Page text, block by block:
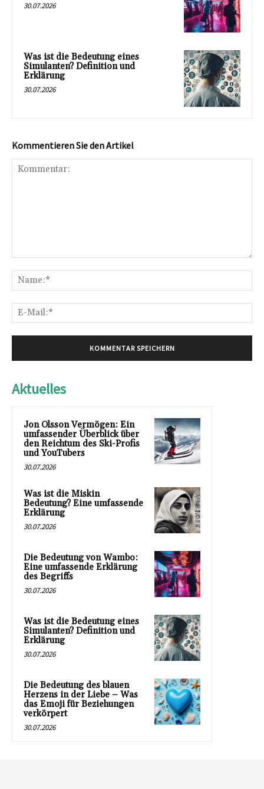
30.07.2026
Was ist die Bedeutung eines
Simulanten? Definition und
Erklärung
30.07.2026
Kommentieren Sie den Artikel
Aktuelles
Jon Olsson Vermögen: Ein
umfassender Überblick über
den Reichtum des Ski-Profis
und YouTubers
30.07.2026
Was ist die Miskin
Bedeutung? Eine umfassende
Erklärung
30.07.2026
Die Bedeutung von Wambo:
Eine umfassende Erklärung
des Begriffs
30.07.2026
Was ist die Bedeutung eines
Simulanten? Definition und
Erklärung
30.07.2026
Die Bedeutung des blauen
Herzens in der Liebe – Was
das Emoji für Beziehungen
verkörpert
30.07.2026